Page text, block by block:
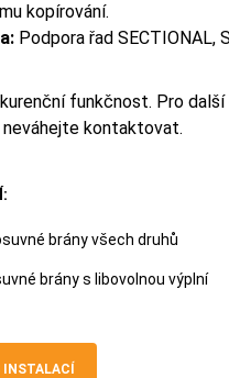
kopírování.
Podpora řad SECTIONAL,
funkčnost. Pro další
neváhejte kontaktovat.
brány všech druhů
brány s libovolnou výplní